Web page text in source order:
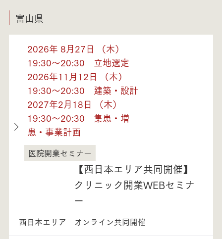
富山県
2026年 8月27日 （木）
19:30～20:30 立地選定
2026年11月12日 （木）
19:30～20:30 建築・設計
2027年2月18日 （木）
19:30～20:30 集患・増
患・事業計画
富山県
医院開業セミナー
【西日本エリア共同開催】
クリニック開業WEBセミナ
ー
西日本エリア オンライン共同開催